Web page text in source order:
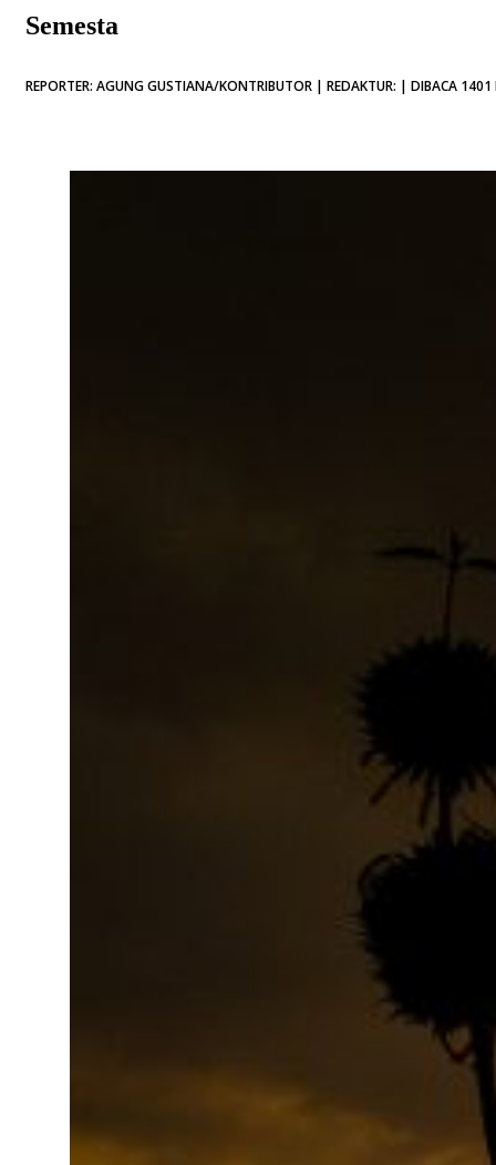
Semesta
REPORTER: AGUNG GUSTIANA/KONTRIBUTOR | REDAKTUR: | DIBACA 1401